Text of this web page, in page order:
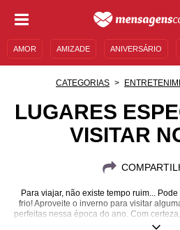
AMOR AMIZADE ANIVERSÁRIO
MENSAGENS E FRASES MENSAGENS
CATEGORIAS
LUGARES
VISITAR
Para viajar, não existe tempo ruim...
frio! Aproveite o inverno para visitar
perfeitas nessa época do ano. Com
uma delas!